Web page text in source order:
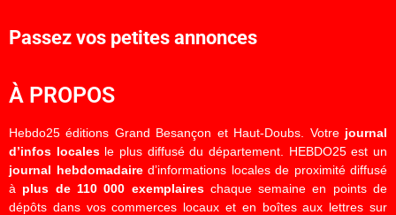
Passez vos petites annonces
À PROPOS
Hebdo25 éditions Grand Besançon et Haut-Doubs. Votre journal
d’infos localesle plus diffusé du département. HEBDO25 est un
journal hebdomadaired’informations locales de proximité diffusé
à plus de 110 000 exemplaireschaque semaine en points de
dépôts dans vos commerces locaux et en boîtes aux lettres sur